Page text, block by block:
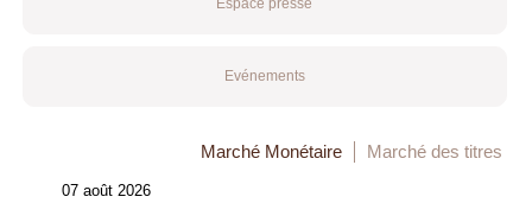
Espace presse
Evénements
Marché Monétaire Marché des titres
07 août 2026